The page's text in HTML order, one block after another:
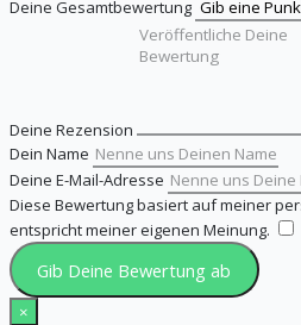
Deine Gesamtbewertung
Deine Rezension
Dein Name
Deine E-Mail-Adresse
Diese Bewertung basiert auf meiner
entspricht meiner eigenen Meinung.
Gib Deine Bewertung ab
×